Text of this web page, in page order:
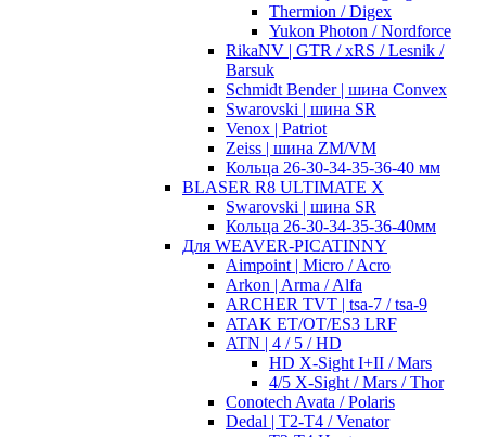
Thermion / Digex
Yukon Photon / Nordforce
RikaNV | GTR / xRS / Lesnik /
Barsuk
Schmidt Bender | шина Convex
Swarovski | шина SR
Venox | Patriot
Zeiss | шина ZM/VM
Кольца 26-30-34-35-36-40 мм
BLASER R8 ULTIMATE X
Swarovski | шина SR
Кольца 26-30-34-35-36-40мм
Для WEAVER-PICATINNY
Aimpoint | Micro / Acro
Arkon | Arma / Alfa
ARCHER TVT | tsa-7 / tsa-9
ATAK ET/OT/ES3 LRF
ATN | 4 / 5 / HD
HD X-Sight I+II / Mars
4/5 X-Sight / Mars / Thor
Conotech Avata / Polaris
Dedal | T2-T4 / Venator